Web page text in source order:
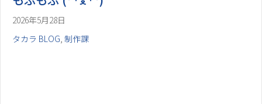
2026年5月28日
タカラ BLOG 制作課